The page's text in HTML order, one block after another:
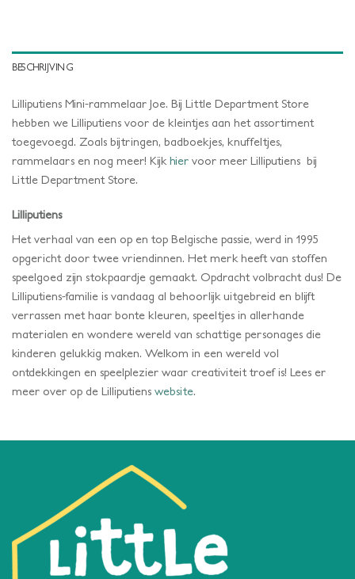
BESCHRIJVING
Lilliputiens Mini-rammelaar Joe. Bij Little Department Store
hebben we Lilliputiens voor de kleintjes aan het assortiment
toegevoegd. Zoals bijtringen, badboekjes, knuffeltjes,
rammelaars en nog meer! Kijk hier voor meer Lilliputiens bij
Little Department Store.
Lilliputiens
Het verhaal van een op en top Belgische passie, werd in 1995
opgericht door twee vriendinnen. Het merk heeft van stoffen
speelgoed zijn stokpaardje gemaakt. Opdracht volbracht dus! De
Lilliputiens-familie is vandaag al behoorlijk uitgebreid en blijft
verrassen met haar bonte kleuren, speeltjes in allerhande
materialen en wondere wereld van schattige personages die
kinderen gelukkig maken. Welkom in een wereld vol
ontdekkingen en speelplezier waar creativiteit troef is! Lees er
meer over op de Lilliputiens website.